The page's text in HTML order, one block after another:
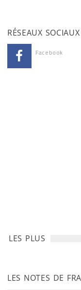
RÉSEAUX SOCIAUX
Facebook
LES PLUS
LES NOTES DE